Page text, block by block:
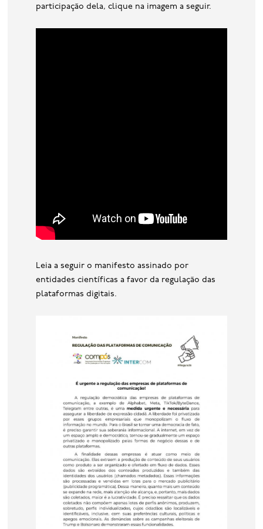
participação dela, clique na imagem a seguir.
Leia a seguir o manifesto assinado por
entidades científicas a favor da regulação das
plataformas digitais.